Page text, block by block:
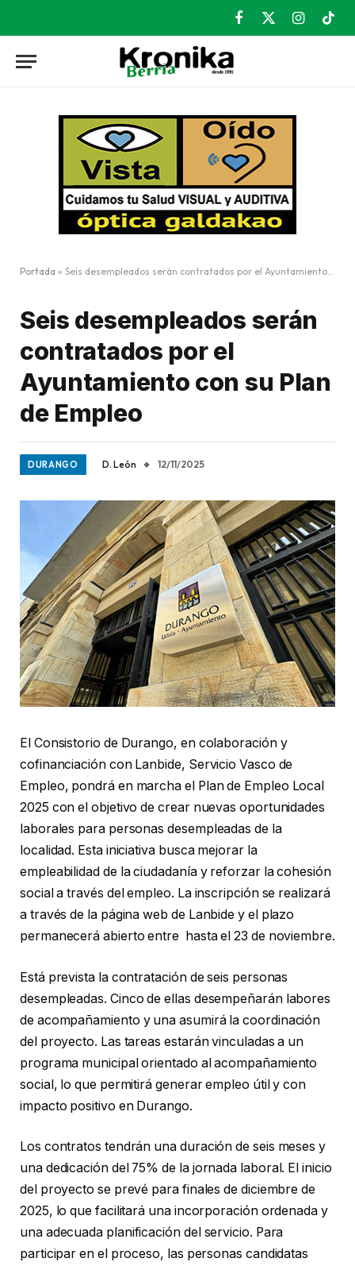
Facebook
X
Instagram
Portada » Seis desempleados serán contratados por el Ayuntamiento con su Plan de Empleo
Seis desempleados serán
contratados por el
Ayuntamiento con su Plan
de Empleo
DURANGO D. León 12/11/2025
El Consistorio de Durango, en colaboración y
cofinanciación con Lanbide, Servicio Vasco de
Empleo, pondrá en marcha el Plan de Empleo Local
2025 con el objetivo de crear nuevas oportunidades
laborales para personas desempleadas de la
localidad. Esta iniciativa busca mejorar la
empleabilidad de la ciudadanía y reforzar la cohesión
social a través del empleo. La inscripción se realizará
a través de la página web de Lanbide y el plazo
permanecerá abierto entre hasta el 23 de noviembre.
Está prevista la contratación de seis personas
desempleadas. Cinco de ellas desempeñarán labores
de acompañamiento y una asumirá la coordinación
del proyecto. Las tareas estarán vinculadas a un
programa municipal orientado al acompañamiento
social, lo que permitirá generar empleo útil y con
impacto positivo en Durango.
Los contratos tendrán una duración de seis meses y
una dedicación del 75% de la jornada laboral. El inicio
del proyecto se prevé para finales de diciembre de
2025, lo que facilitará una incorporación ordenada y
una adecuada planificación del servicio. Para
participar en el proceso, las personas candidatas